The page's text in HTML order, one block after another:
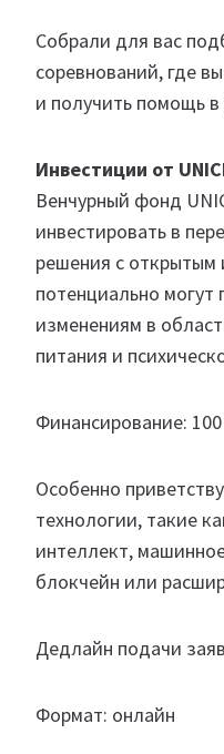
Собрали для вас
соревнований, где
и получить помощь в
Инвестиции от
Венчурный фонд
инвестировать в
решения с
потенциально могут
изменениям в
питания и
Финансирование:
Особенно
технологии, такие
интеллект,
блокчейн или
Дедлайн подачи
Формат: онлайн